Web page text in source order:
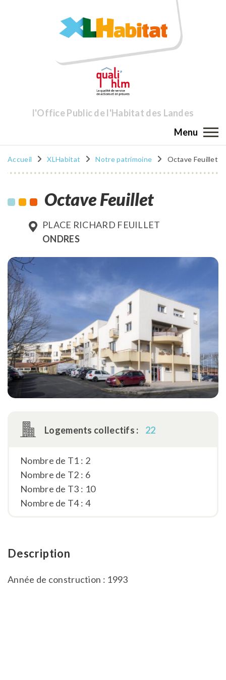
l'Office Public de l'Habitat des Landes
Menu
Accueil XLHabitat Notre patrimoine Octave Feuillet
Octave Feuillet
PLACE RICHARD FEUILLET
ONDRES
Logements collectifs : 22
Nombre de T1 : 2
Nombre de T2 : 6
Nombre de T3 : 10
Nombre de T4 : 4
Description
Année de construction : 1993